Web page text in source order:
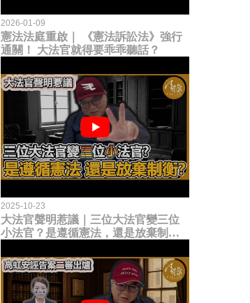
2026-01-09
憲法法庭重啟｜ 《憲法訴訟法》強行
通關！ 大法官就得要乖乖聽話？
2025-10-23
大法官聲明惹議｜三位大法官變三位
小法官？是遵循憲法，還是放棄制衡